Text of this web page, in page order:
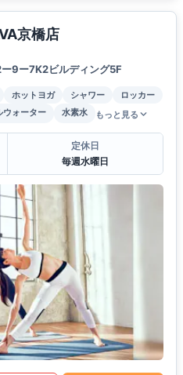
京橋店
9ー7K2ビルディング5F
ホットヨガ シャワー
ロッカー
ウォーター 水素水 もっと見る
定休日
毎週水曜日